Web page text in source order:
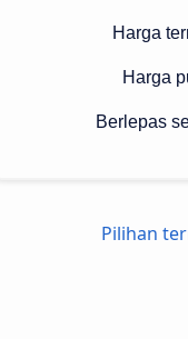
Harga
Harga
Berlepas
Pilihan